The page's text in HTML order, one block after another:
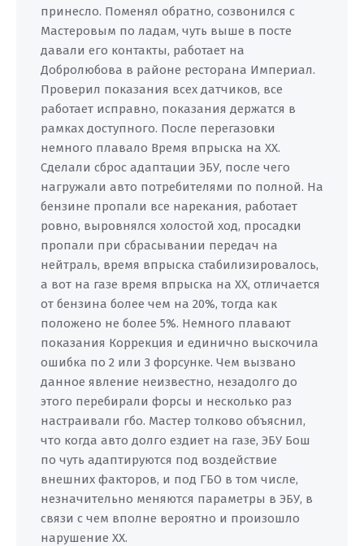
принесло. Поменял обратно, созвонился с
Мастеровым по ладам, чуть выше в посте
давали его контакты, работает на
Добролюбова в районе ресторана Империал.
Проверил показания всех датчиков, все
работает исправно, показания держатся в
рамках доступного. После перегазовки
немного плавало Время впрыска на ХХ.
Сделали сброс адаптации ЭБУ, после чего
нагружали авто потребителями по полной. На
бензине пропали все нарекания, работает
ровно, выровнялся холостой ход, просадки
пропали при сбрасывании передач на
нейтраль, время впрыска стабилизировалось,
а вот на газе время впрыска на ХХ, отличается
от бензина более чем на 20%, тогда как
положено не более 5%. Немного плавают
показания Коррекция и единично выскочила
ошибка по 2 или 3 форсунке. Чем вызвано
данное явление неизвестно, незадолго до
этого перебирали форсы и несколько раз
настраивали гбо. Мастер толково объяснил,
что когда авто долго ездиет на газе, ЭБУ Бош
по чуть адаптируются под воздействие
внешних факторов, и под ГБО в том числе,
незначительно меняются параметры в ЭБУ, в
связи с чем вполне вероятно и произошло
нарушение ХХ.